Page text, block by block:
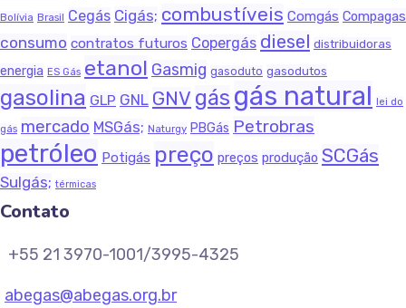
Bolívia Brasil Cegás Cigás; combustíveis Comgás Compagas
consumo contratos futuros Copergás diesel distribuidoras
energia ES Gás etanol Gasmig gasoduto gasodutos
gasolina GLP GNL GNV gás gás natural lei do
gás mercado MSGás; Naturgy PBGás Petrobras
petróleo Potigás preço preços produção SCGás
Sulgás; térmicas
Contato
+55 21 3970-1001/3995-4325
abegas@abegas.org.br